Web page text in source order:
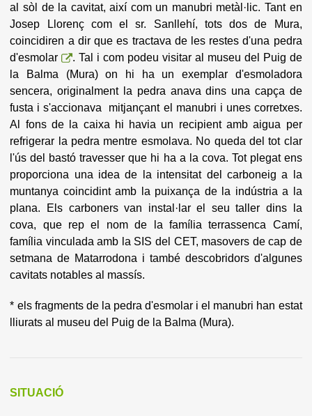
al sòl de la cavitat, així com un manubri metàl·lic. Tant en
Josep Llorenç com el sr. Sanllehí, tots dos de Mura,
coincidiren a dir que es tractava de les restes d'una pedra
d'esmolar
. Tal i com podeu visitar al museu del Puig de
la Balma (Mura) on hi ha un exemplar d'esmoladora
sencera, originalment la pedra anava dins una capça de
fusta i s'accionava mitjançant el manubri i unes corretxes.
Al fons de la caixa hi havia un recipient amb aigua per
refrigerar la pedra mentre esmolava. No queda del tot clar
l'ús del bastó travesser que hi ha a la cova. Tot plegat ens
proporciona una idea de la intensitat del carboneig a la
muntanya coincidint amb la puixança de la indústria a la
plana. Els carboners van instal·lar el seu taller dins la
cova, que rep el nom de la família terrassenca Camí,
família vinculada amb la SIS del CET, masovers de cap de
setmana de Matarrodona i també descobridors d'algunes
cavitats notables al massís.
* els fragments de la pedra d'esmolar i el manubri han estat
lliurats al museu del Puig de la Balma (Mura).
SITUACIÓ